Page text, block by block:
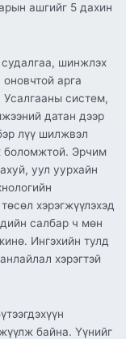
ашгийг 5 дахин
шинжлэх
арга
систем,
датан дээр
лүү шилжвэл
боломжтой. Эрчим
уул уурхайн
хэрэгжүүлэхэд
салбар ч мөн
Ингэхийн тулд
хэрэгтэй
байна. Үүнийг